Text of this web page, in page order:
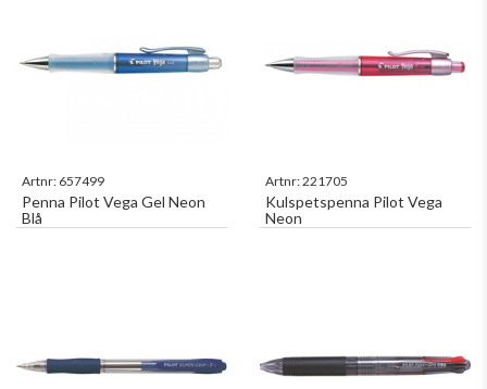
Artnr: 657499
Penna Pilot Vega Gel Neon
Blå
Artnr:221705
Kulspetspenna Pilot Vega
Neon